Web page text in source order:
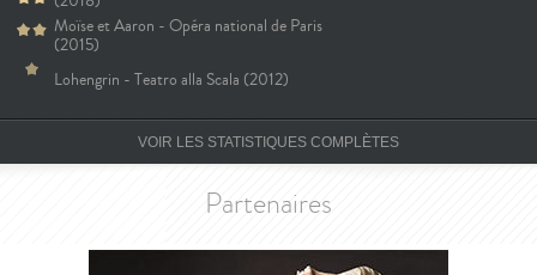
Moïse et Aaron - Opéra national de Paris
(2015)
Lohengrin - Teatro alla Scala (2012)
VOIR LES STATISTIQUES COMPLÈTES
Partenaires